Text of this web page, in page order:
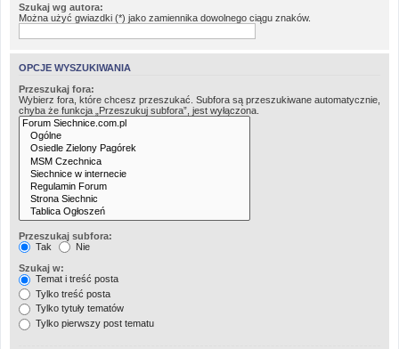
Szukaj wg autora:
Można użyć gwiazdki (*) jako zamiennika dowolnego ciągu znaków.
OPCJE WYSZUKIWANIA
Przeszukaj fora:
Wybierz fora, które chcesz przeszukać. Subfora są przeszukiwane automatycznie,
chyba że funkcja „Przeszukuj subfora”, jest wyłączona.
Przeszukaj subfora:
Tak
Nie
Szukaj w:
Temat i treść posta
Tylko treść posta
Tylko tytuły tematów
Tylko pierwszy post tematu